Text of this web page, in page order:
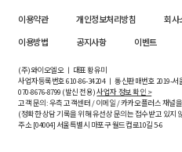
이용약관 개인정보처리방침 회사
이용방법
공지사항 이벤트
(주)와이오엘오 ㅣ 대표 황유미
사업자등록번호610-86-34204ㅣ 통신판매번호 2019-서
070-8676-8799 (발신 전용)사업자 정보 확인 >
고객 문의: 우측 고객센터 / 이메일 / 카카오플러스 채널
(정확한 상담 기록을 위해 유선상 문의는 접수받고 있지
주소 [04004] 서울특별시 마포구 월드컵로10길5-6